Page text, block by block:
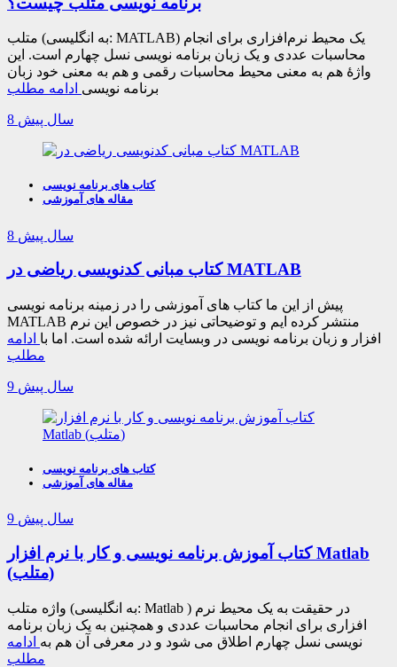
متلب (به انگلیسی: MATLAB) یک محیط نرم‌افزاری برای انجام
محاسبات عددی و یک زبان برنامه‌ نویسی نسل چهارم است. این
واژهٔ هم به معنی محیط محاسبات رقمی و هم به معنی خود زبان
برنامه‌ نویسی ادامه مطلب
8 سال پیش
کتاب های برنامه نویسی
مقاله های آموزشی
8 سال پیش
کتاب مبانی کدنویسی ریاضی در MATLAB
پیش از این ما کتاب های آموزشی را در زمینه برنامه نویسی
MATLAB منتشر کرده ایم و توضیحاتی نیز در خصوص این نرم
افزار و زبان برنامه نویسی در وبسایت ارائه شده است. اما با ادامه
مطلب
9 سال پیش
کتاب های برنامه نویسی
مقاله های آموزشی
9 سال پیش
کتاب آموزش برنامه نویسی و کار با نرم افزار Matlab
(متلب)
واژه متلب (به انگلیسی: Matlab ) در حقیقت به یک محیط نرم
افزاری برای انجام محاسبات عددی و همچنین به یک زبان برنامه
نویسی نسل چهارم اطلاق می شود و در معرفی آن هم به ادامه
مطلب